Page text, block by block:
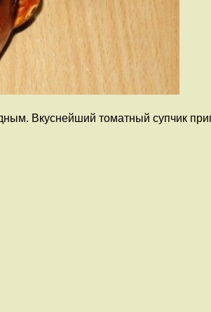
Вкуснейший томатный супчик